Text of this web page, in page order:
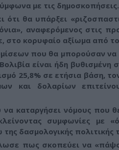
με τις δημοσκοπήσεις.
ότι θα υπάρξει
, αναφερόμενος στις
στο κορυφαίο αξίωμα από
που θα μπορούσαν
είναι ήδη βυθισμένη
25,8% σε ετήσια βάση,
και δολαρίων
καταργήσει νόμους που
συμφωνίες με
δασμολογικής
πως σκοπεύει να